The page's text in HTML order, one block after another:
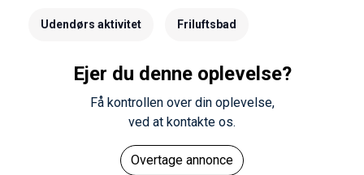
Udendørs aktivitet Friluftsbad
Ejer du denne oplevelse?
Få kontrollen over din oplevelse,
ved at kontakte os.
Overtage annonce